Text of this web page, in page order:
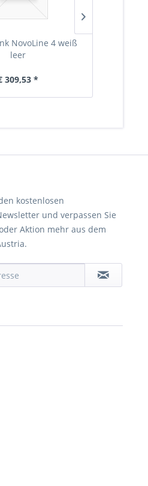
NovoLine 4 weiß
leer
309,53 *
kostenlosen
und verpassen Sie
Aktion mehr aus dem